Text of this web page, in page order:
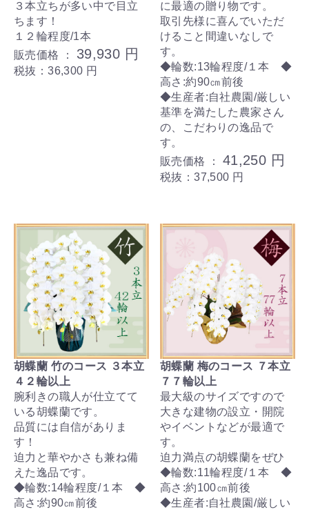
３本立ちが多い中で目立
ちます！
１２輪程度/1本
販売価格 ： 39,930 円
税抜：36,300 円
に最適の贈り物です。
取引先様に喜んでいただ
けること間違いなしで
す。
◆輪数:13輪程度/１本 ◆
高さ:約90㎝前後
◆生産者:自社農園/厳しい
基準を満たした農家さん
の、こだわりの逸品で
す。
販売価格 ： 41,250 円
税抜：37,500 円
胡蝶蘭 竹のコース ３本立
４２輪以上
腕利きの職人が仕立てて
いる胡蝶蘭です。
品質には自信がありま
す！
迫力と華やかさも兼ね備
えた逸品です。
◆輪数:14輪程度/１本 ◆
高さ:約90㎝前後
胡蝶蘭 梅のコース ７本立
７７輪以上
最大級のサイズですので
大きな建物の設立・開院
やイベントなどが最適で
す。
迫力満点の胡蝶蘭をぜひ
◆輪数:11輪程度/１本 ◆
高さ:約100㎝前後
◆生産者:自社農園/厳しい